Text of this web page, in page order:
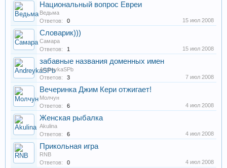
Национальный вопрос Евреи
Ведьма
Ответов:
0 15 июл 2008
Словарик)))
Самара
Ответов:
1 15 июл 2008
забавные названия доменных имен
AndreykaSPb
Ответов:
3 7 июл 2008
Вечеринка Джим Кери отжигает!
Молчун
Ответов:
6 4 июл 2008
Женская рыбалка
Akulina
Ответов:
6 4 июл 2008
Прикольная игра
RNB
Ответов:
0 4 июл 2008